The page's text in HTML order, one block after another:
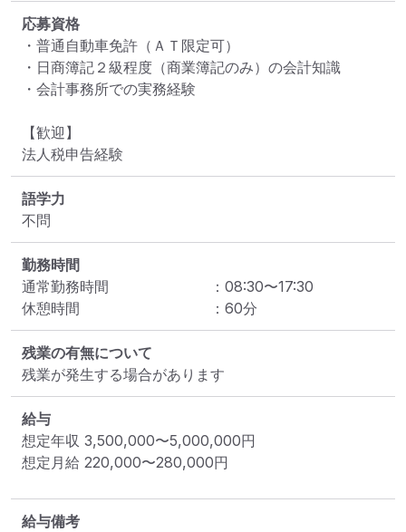
応募資格
・普通自動車免許（ＡＴ限定可）
・日商簿記２級程度（商業簿記のみ）の会計知識
・会計事務所での実務経験
【歓迎】
法人税申告経験
語学力
不問
勤務時間
通常勤務時間
： 08:30〜17:30
休憩時間
： 60分
残業の有無について
残業が発生する場合があります
給与
想定年収 3,500,000〜5,000,000円
想定月給 220,000〜280,000円
給与備考